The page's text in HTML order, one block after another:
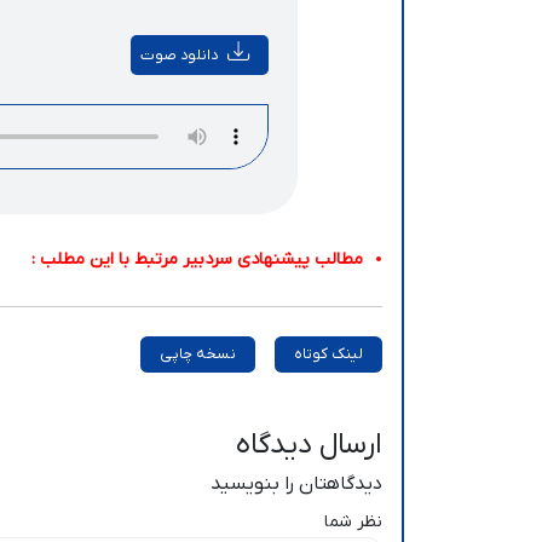
دانلود صوت
مطالب پیشنهادی سردبیر مرتبط با این مطلب :
لینک کوتاه نسخه چاپی
ارسال دیدگاه
دیدگاهتان را بنویسید
نظر شما